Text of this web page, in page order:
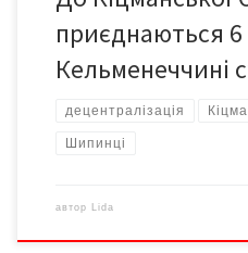
приєднаються
Кельменеччині
децентралізація
Шипинці
автор Lida